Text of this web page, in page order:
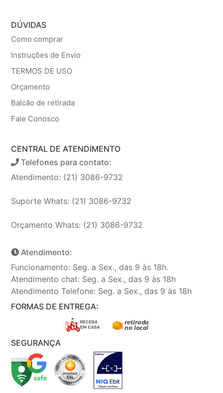
DÚVIDAS
Como comprar
Instruções de Envio
TERMOS DE USO
Orçamento
Balcão de retirada
Fale Conosco
CENTRAL DE ATENDIMENTO
Telefones para contato:
Atendimento: (21) 3086-9732
Suporte Whats: (21) 3086-9732
Orçamento Whats: (21) 3086-9732
Atendimento:
Funcionamento: Seg. a Sex., das 9 às 18h.
Atendimento chat: Seg. a Sex., das 9 às 18h
Atendimento Telefone: Seg. a Sex., das 9 às 18h
FORMAS DE ENTREGA:
SEGURANÇA